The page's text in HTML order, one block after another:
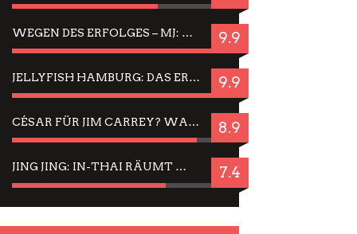
WEGEN DES ERFOLGES – MJ: MICHAEL JACKSON MUSICAL IN EINER MATINEE SEHEN 9.9
JELLYFISH HAMBURG: DAS ERFOLGREICHE SOMMER-MENÜ 2025 IN GEFÜHLEN UND BILDERN 9.9
CÉSAR FÜR JIM CARREY? WARUM DAS EINER DER NERVIGSTEN ACTORS IST UND BLEIBT 8.9
JING JING: IN-THAI RÄUMT WIEDER TITEL AB – EIN ZWEI-STUNDEN-ERLEBNISBERICHT 7.4